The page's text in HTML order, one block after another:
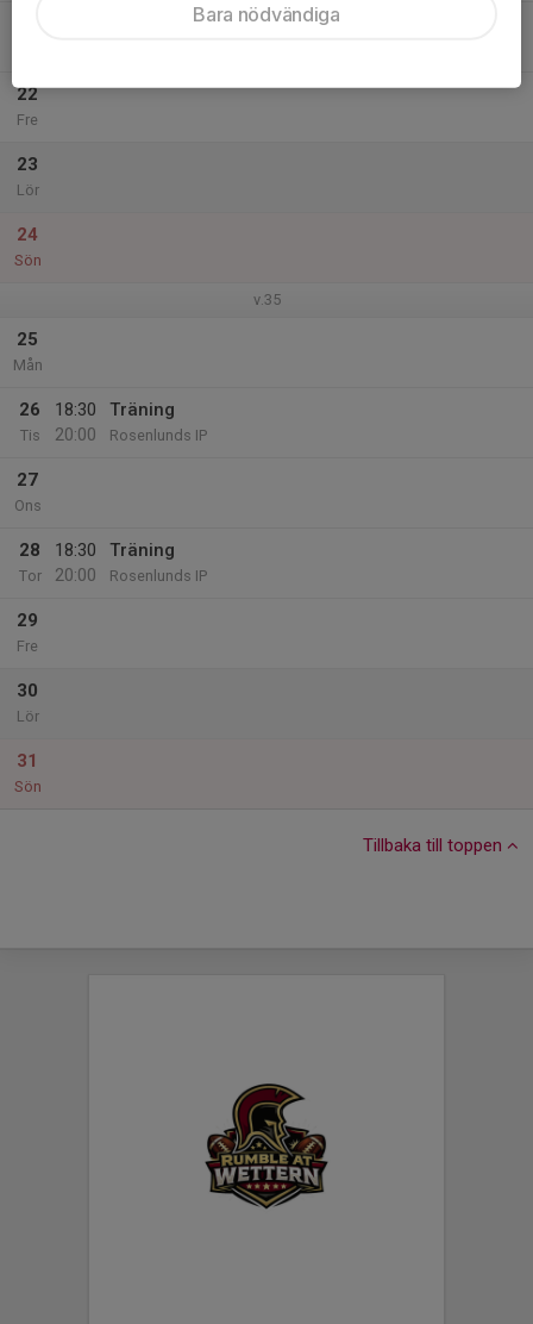
22
Fre
23
Lör
24
Sön
v.35
25
Mån
26
Tis
18:30
20:00
Träning
Rosenlunds IP
27
Ons
28
Tor
18:30
20:00
Träning
Rosenlunds IP
29
Fre
30
Lör
31
Sön
Tillbaka till toppen
Bara nödvändiga